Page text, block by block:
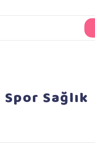
Spor Sağlık